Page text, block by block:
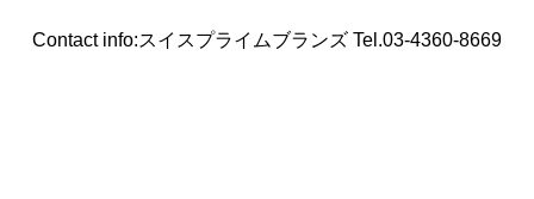
Contact info:スイスプライムブランズ Tel.03-4360-8669